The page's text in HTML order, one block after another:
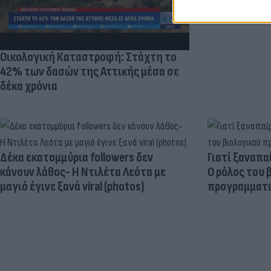
Οικολογική Καταστροφή: Στάχτη το
42% των δασών της Αττικής μέσα σε
δέκα χρόνια
Δέκα εκατομμύρια followers δεν
κάνουν λάθος- Η Ντιλέτα Λεότα με
μαγιό έγινε ξανά viral (photos)
Γιατί
Ο ρόλος του